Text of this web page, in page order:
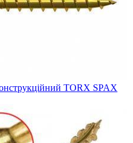
TORX SPAX